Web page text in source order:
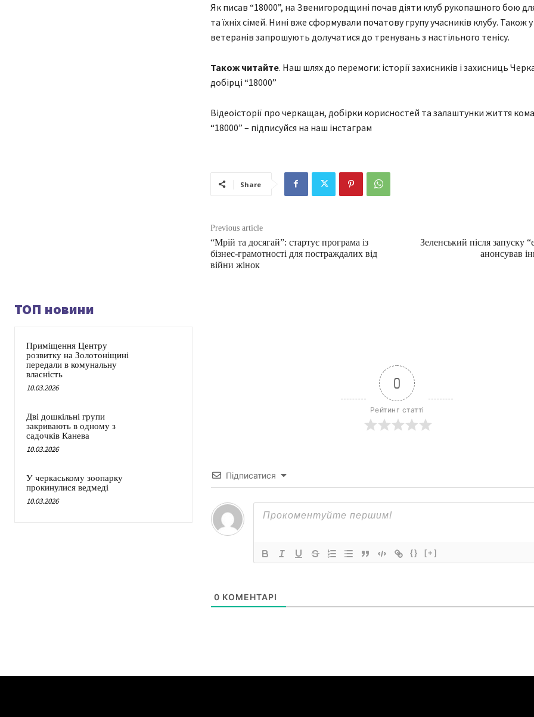
Як писав “18000”, на Звенигородщині почав діяти клуб рукопашного бою
та їхніх сімей. Нині вже сформували початову групу учасників клубу. Також
ветеранів запрошують долучатися до тренувань з настільного тенісу.
Також читайте. Наш шлях до перемоги: історії захисників і захисниць
добірці “18000”
Відеоісторії про черкащан, добірки корисностей та залаштунки життя
“18000” – підписуйся на наш інстаграм
Share
Previous article
“Мрій та досягай”: стартує програма із
бізнес-грамотності для постраждалих від
війни жінок
Зеленський після запуску
анонсував
ТОП новини
Приміщення Центру
розвитку на Золотоніщині
передали в комунальну
власність
10.03.2026
Дві дошкільні групи
закривають в одному з
садочків Канева
10.03.2026
У черкаському зоопарку
прокинулися ведмеді
10.03.2026
0
Рейтинг статті
Підписатися
{} [+]
0 КОМЕНТАРІ